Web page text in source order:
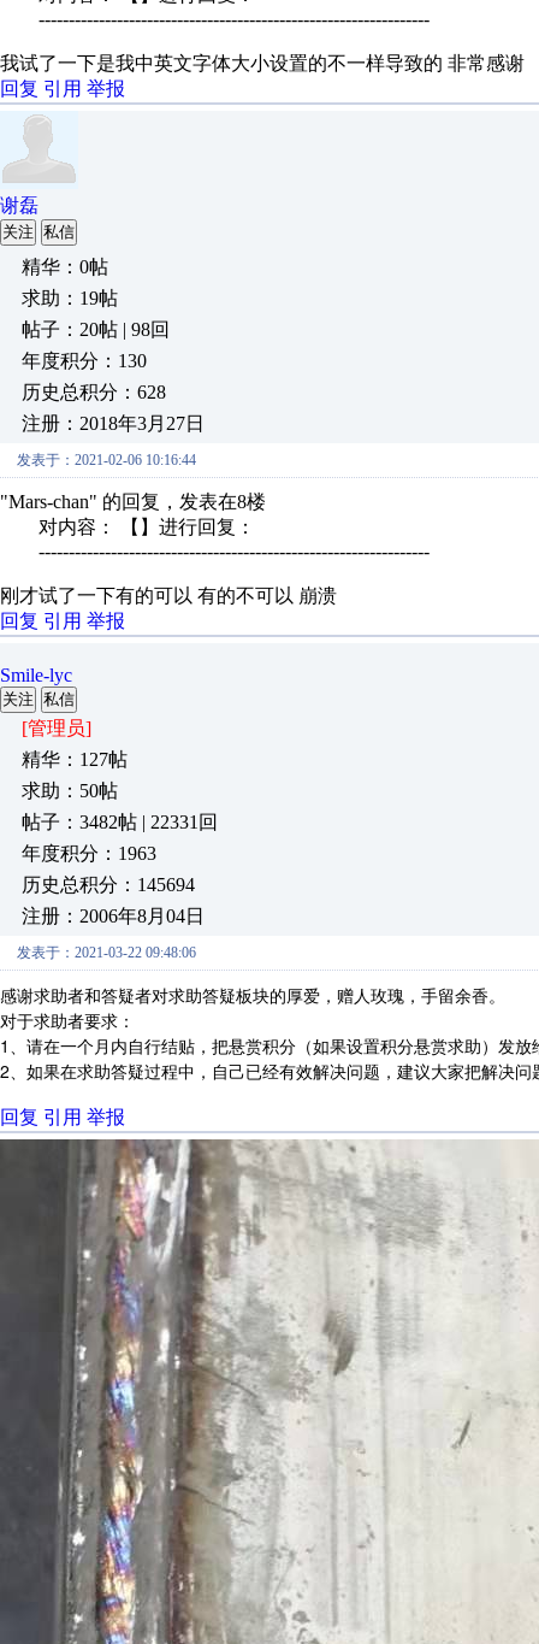
-----------------------------------------------------------------
我试了一下是我中英文字体大小设置的不一样导致的 非常感谢
回复 引用 举报
谢磊
关注 私信
精华：0帖
求助：19帖
帖子：20帖 | 98回
年度积分：130
历史总积分：628
注册：2018年3月27日
发表于：2021-02-06 10:16:44
"Mars-chan" 的回复，发表在8楼
对内容： 【】进行回复：
-----------------------------------------------------------------
刚才试了一下有的可以 有的不可以 崩溃
回复 引用 举报
Smile-lyc
关注 私信
[管理员]
精华：127帖
求助：50帖
帖子：3482帖 | 22331回
年度积分：1963
历史总积分：145694
注册：2006年8月04日
发表于：2021-03-22 09:48:06
感谢求助者和答疑者对求助答疑板块的厚爱，赠人玫瑰，手留余香。
对于求助者要求：
1、请在一个月内自行结贴，把悬赏积分（如果设置积分悬赏求助）发放
2、如果在求助答疑过程中，自己已经有效解决问题，建议大家把解决
回复 引用 举报